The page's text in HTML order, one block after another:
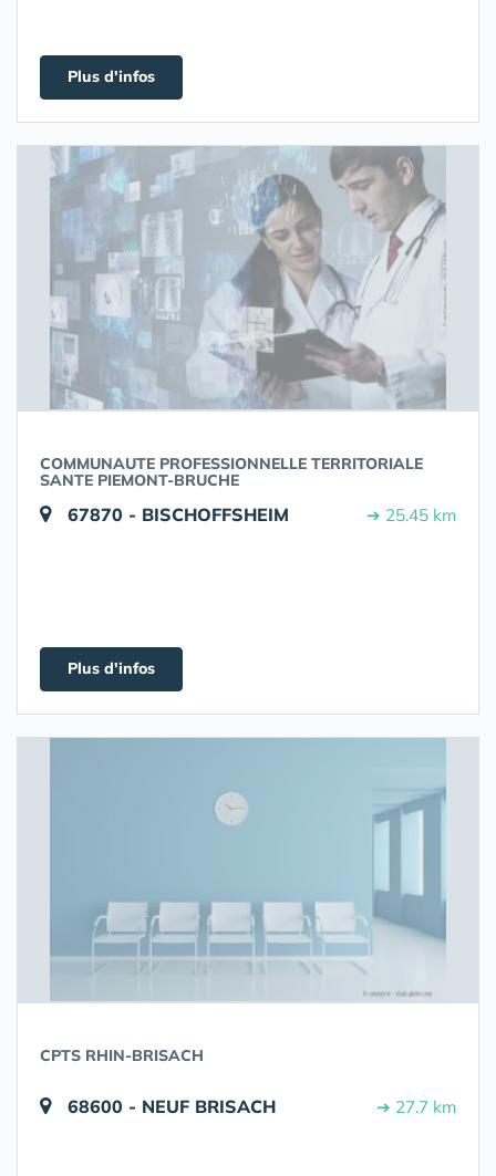
Plus d'infos
COMMUNAUTE PROFESSIONNELLE TERRITORIALE
SANTE PIEMONT-BRUCHE
67870 - BISCHOFFSHEIM ➔ 25.45 km
Plus d'infos
CPTS RHIN-BRISACH
68600 - NEUF BRISACH ➔ 27.7 km